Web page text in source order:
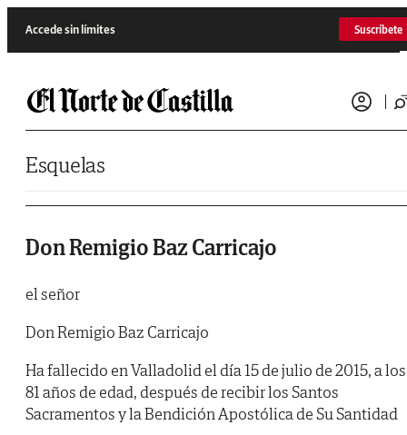
Accede sin límites Suscríbete
Esquelas
Don Remigio Baz Carricajo
el señor
Don Remigio Baz Carricajo
Ha fallecido en Valladolid el día 15 de julio de 2015, a los
81 años de edad, después de recibir los Santos
Sacramentos y la Bendición Apostólica de Su Santidad